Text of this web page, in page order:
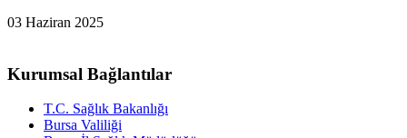
03 Haziran 2025
Kurumsal Bağlantılar
T.C. Sağlık Bakanlığı
Bursa Valiliği